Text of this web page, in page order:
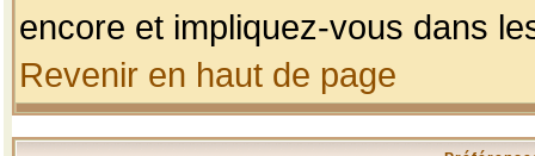
encore et impliquez-vous dans
Revenir en haut de page